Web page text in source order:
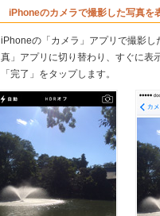
iPhoneのカメラで撮影した写真を
iPhoneの「カメラ」アプリで撮影
真」アプリに切り替わり、すぐに表
「完了」をタップします。